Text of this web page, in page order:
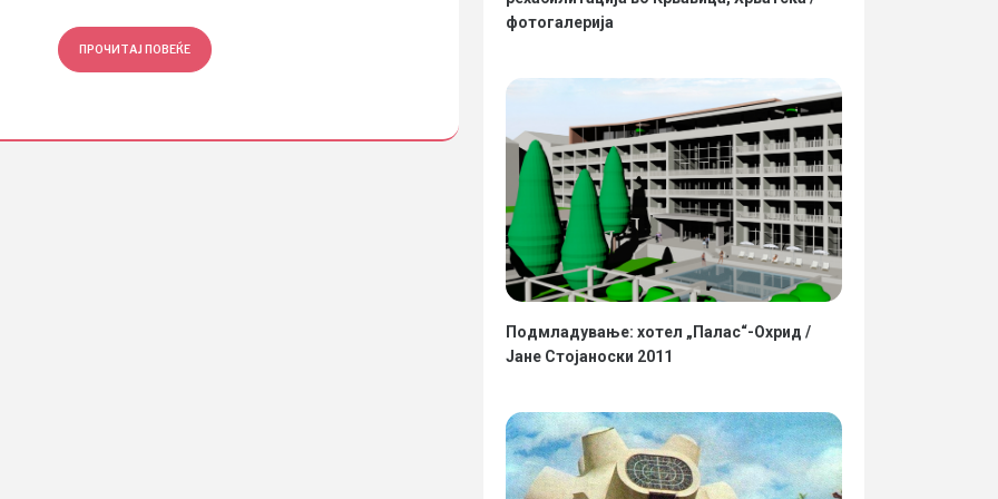
ПРОЧИТАЈ ПОВЕЌЕ
фотогалерија
Подмладување: хотел „Палас“-Охрид /
Јане Стојаноски 2011